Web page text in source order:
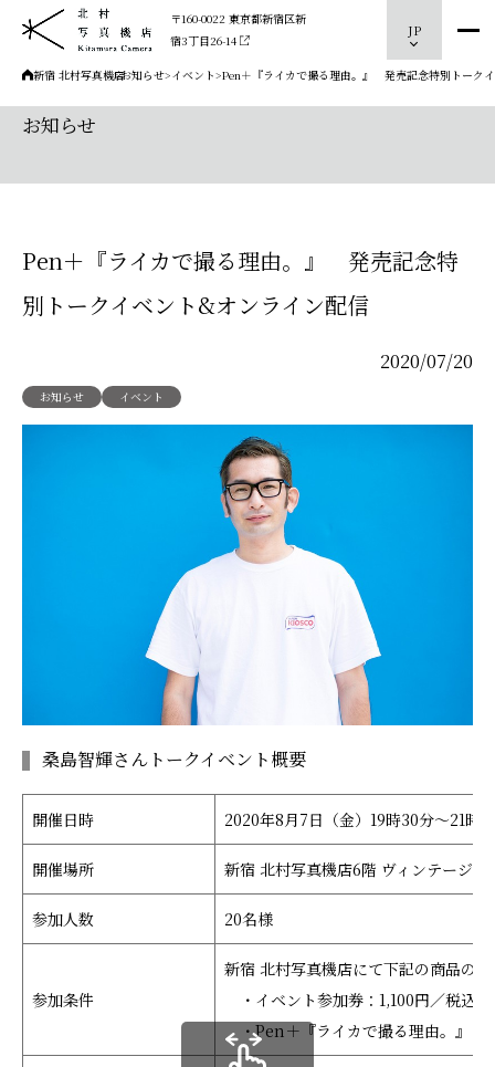
〒160-0022 東京都新宿区新
宿3丁目26-14
JP
新宿 北村写真機店
>お知らせ>イベント>Pen＋『ライカで撮る理由。』 発売記念特別トーク
お知らせ
Pen＋『ライカで撮る理由。』 発売記念特
別トークイベント&オンライン配信
2020/07/20
お知らせ イベント
桑島智輝さんトークイベント概要
開催日時 2020年8月7日（金）19時30分～21時
開催場所 新宿 北村写真機店6階 ヴィンテージサ
参加人数 20名様
参加条件
新宿 北村写真機店にて下記の商品の
・イベント参加券：1,100円／税込
・Pen＋『ライカで撮る理由。』